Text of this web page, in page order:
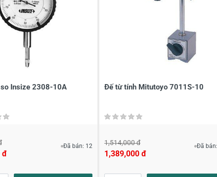
tên*
Insize 2308-10A
đ
Đã bán: 12
Đế từ tính Mitutoyo 7011S-10
1,514,000 đ
1,389,000 đ
Đã